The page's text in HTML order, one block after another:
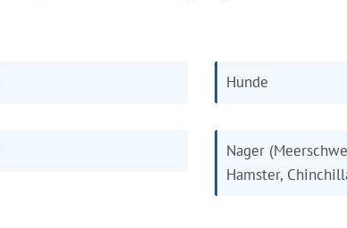
Hunde
Nager
Hamster,